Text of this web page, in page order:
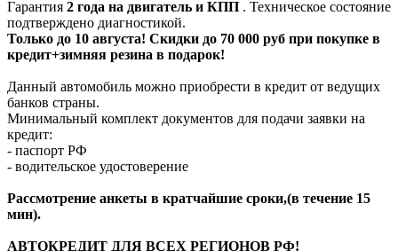
Гарантия 2 года на двигатель и КПП . Техническое состояние
подтверждено диагностикой.
Только до 10 августа! Скидки до 70 000 руб при покупке в
кредит+зимняя резина в подарок!
Данный автомобиль можно приобрести в кредит от ведущих
банков страны.
Минимальный комплект документов для подачи заявки на
кредит:
- паспорт РФ
- водительское удостоверение
Рассмотрение анкеты в кратчайшие сроки,(в течение 15
мин).
АВТОКРЕДИТ ДЛЯ ВСЕХ РЕГИОНОВ РФ!